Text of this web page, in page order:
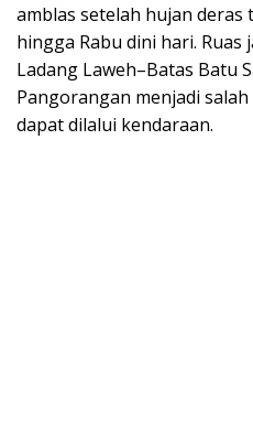
amblas setelah hujan deras
hingga Rabu dini hari.
Ladang Laweh–Batas Batu
Pangorangan menjadi
dapat dilalui kendaraan.